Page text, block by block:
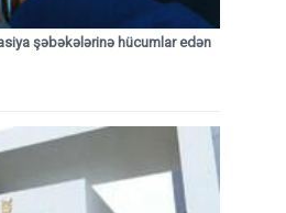
şəbəkələrinə hücumlar edən